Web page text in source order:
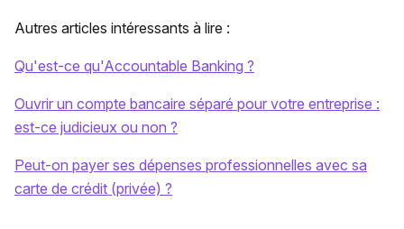
Autres articles intéressants à lire :
Qu'est-ce qu'Accountable Banking ?
Ouvrir un compte bancaire séparé pour votre entreprise :
est-ce judicieux ou non ?
Peut-on payer ses dépenses professionnelles avec sa
carte de crédit (privée) ?